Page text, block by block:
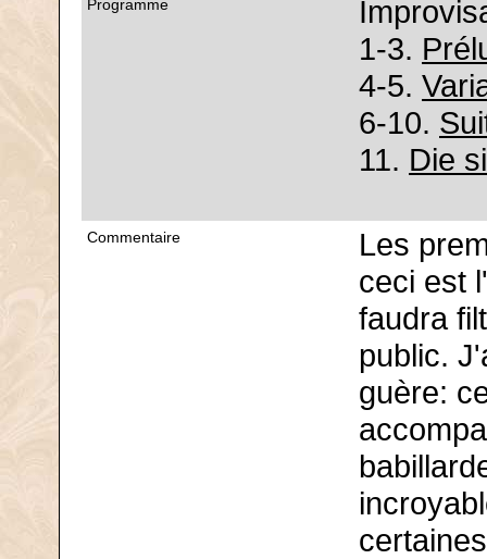
Programme
1-3.
4-5.
6-10.
11. Die
Commentaire
Les
ceci est
faudra
public.
guère: